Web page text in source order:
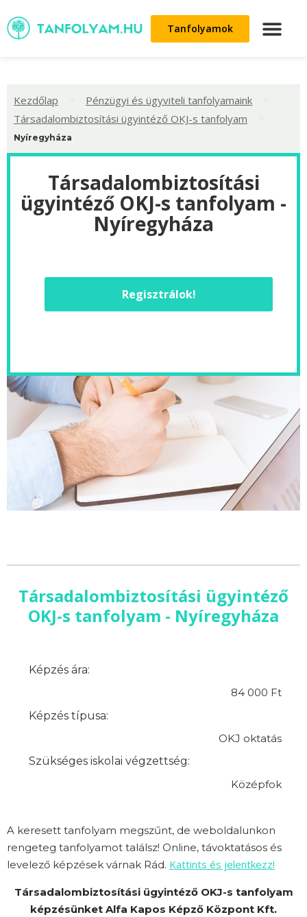
Tanfolyamok
Kezdőlap Pénzügyi és ügyviteli tanfolyamaink
Társadalombiztosítási ügyintéző OKJ-s tanfolyam
Nyíregyháza
Társadalombiztosítási
ügyintéző OKJ-s tanfolyam -
Nyíregyháza
Regisztrálok!
Társadalombiztosítási ügyintéző
OKJ-s tanfolyam - Nyíregyháza
Képzés ára:
84 000 Ft
Képzés típusa:
OKJ oktatás
Szükséges iskolai végzettség:
Középfok
A keresett tanfolyam megszűnt, de weboldalunkon
rengeteg tanfolyamot találsz! Online, távoktatásos és
levelező képzések várnak Rád. Kattints és jelentkezz!
Társadalombiztosítási ügyintéző OKJ-s tanfolyam
képzésünket Alfa Kapos Képző Központ Kft.